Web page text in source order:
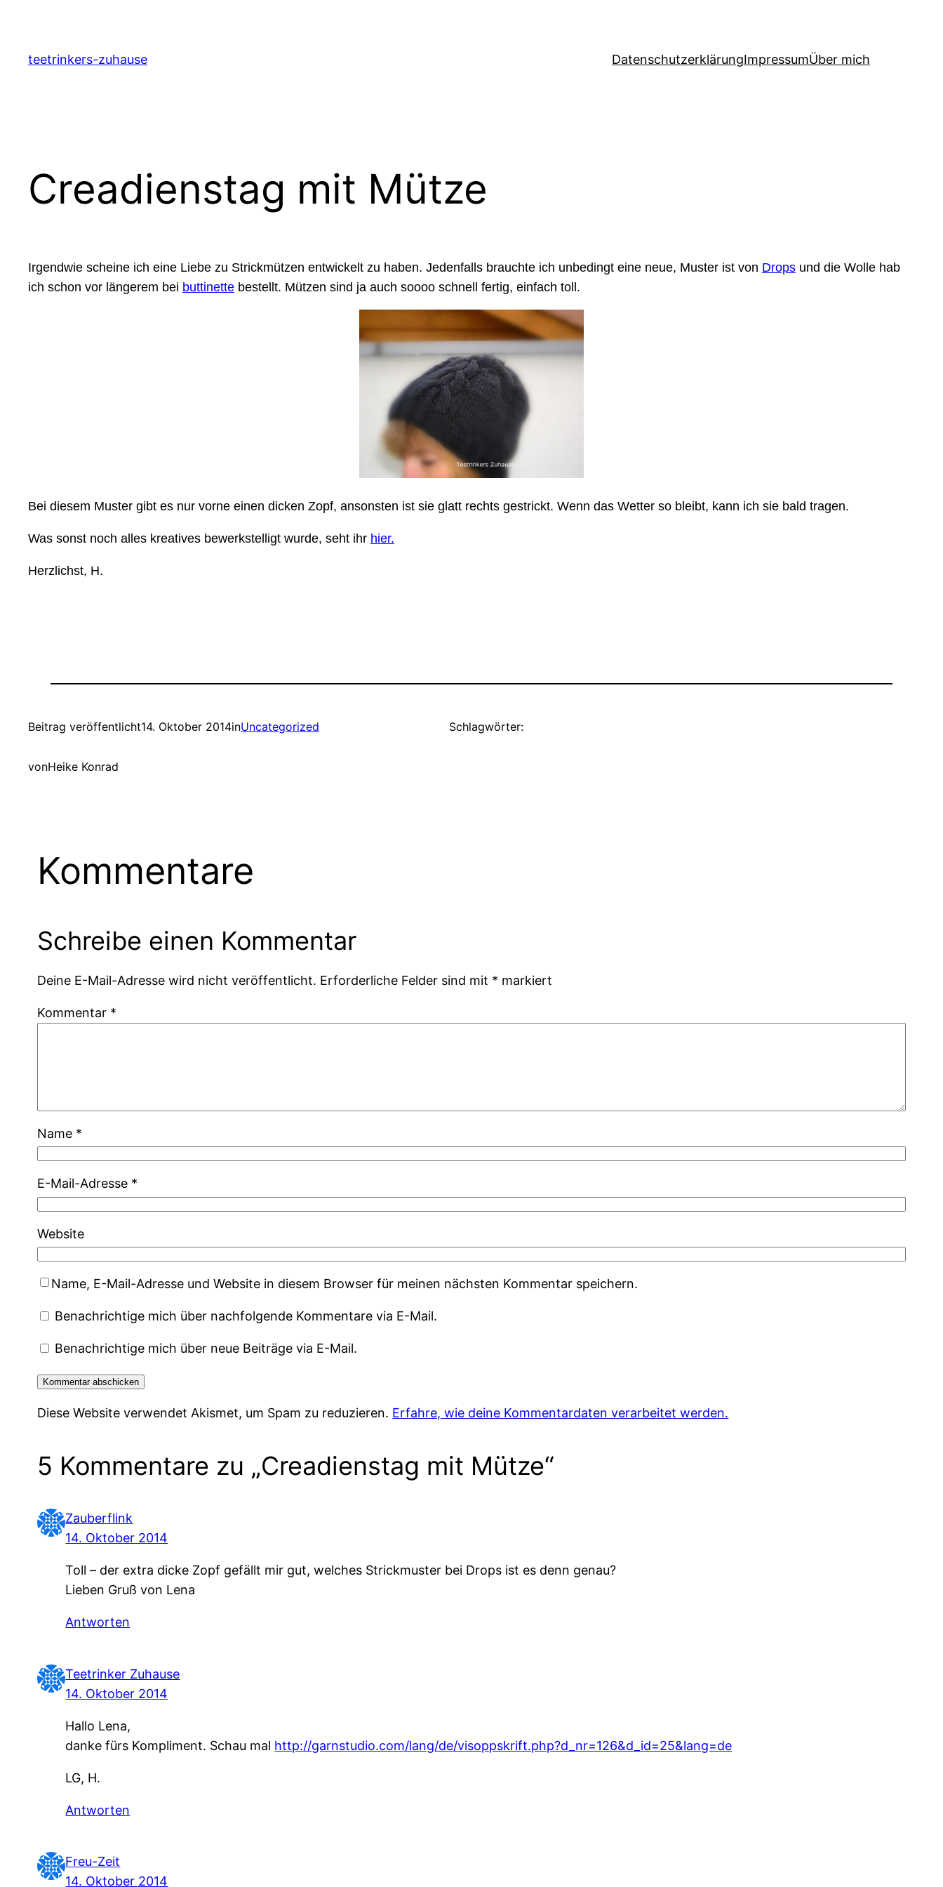
springen
teetrinkers-zuhause DatenschutzerklärungImpressumÜber mich
Creadienstag mit Mütze
Irgendwie scheine ich eine Liebe zu Strickmützen entwickelt zu haben. Jedenfalls brauchte ich unbedingt eine neue, Muster ist von Drops und die Wolle hab
ich schon vor längerem bei buttinette bestellt. Mützen sind ja auch soooo schnell fertig, einfach toll.
Bei diesem Muster gibt es nur vorne einen dicken Zopf, ansonsten ist sie glatt rechts gestrickt. Wenn das Wetter so bleibt, kann ich sie bald tragen.
Was sonst noch alles kreatives bewerkstelligt wurde, seht ihr hier.
Herzlichst, H.
Beitrag veröffentlicht14. Oktober 2014inUncategorized
vonHeike Konrad
Schlagwörter:
Kommentare
Schreibe einen Kommentar
Deine E-Mail-Adresse wird nicht veröffentlicht. Erforderliche Felder sind mit * markiert
Kommentar *
Name *
E-Mail-Adresse *
Website
Name, E-Mail-Adresse und Website in diesem Browser für meinen nächsten Kommentar speichern.
Benachrichtige mich über nachfolgende Kommentare via E-Mail.
Benachrichtige mich über neue Beiträge via E-Mail.
Diese Website verwendet Akismet, um Spam zu reduzieren. Erfahre, wie deine Kommentardaten verarbeitet werden.
5 Kommentare zu „Creadienstag mit Mütze“
Zauberflink
14. Oktober 2014
Toll – der extra dicke Zopf gefällt mir gut, welches Strickmuster bei Drops ist es denn genau?
Lieben Gruß von Lena
Antworten
Teetrinker Zuhause
14. Oktober 2014
Hallo Lena,
danke fürs Kompliment. Schau mal http://garnstudio.com/lang/de/visoppskrift.php?d_nr=126&d_id=25&lang=de
LG, H.
Antworten
Freu-Zeit
14. Oktober 2014